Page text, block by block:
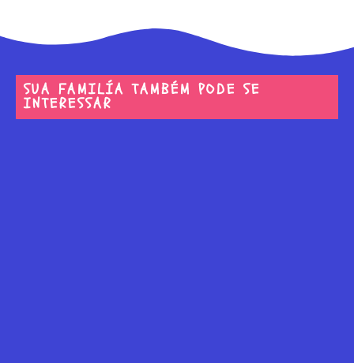
SUA FAMILÍA TAMBÉM PODE SE
INTERESSAR